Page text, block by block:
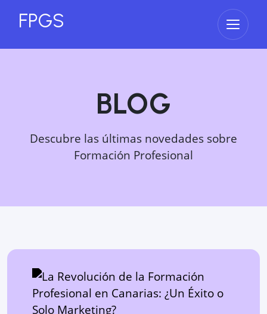
FPGS Abrir
BLOG
Descubre las últimas novedades sobre
Formación Profesional